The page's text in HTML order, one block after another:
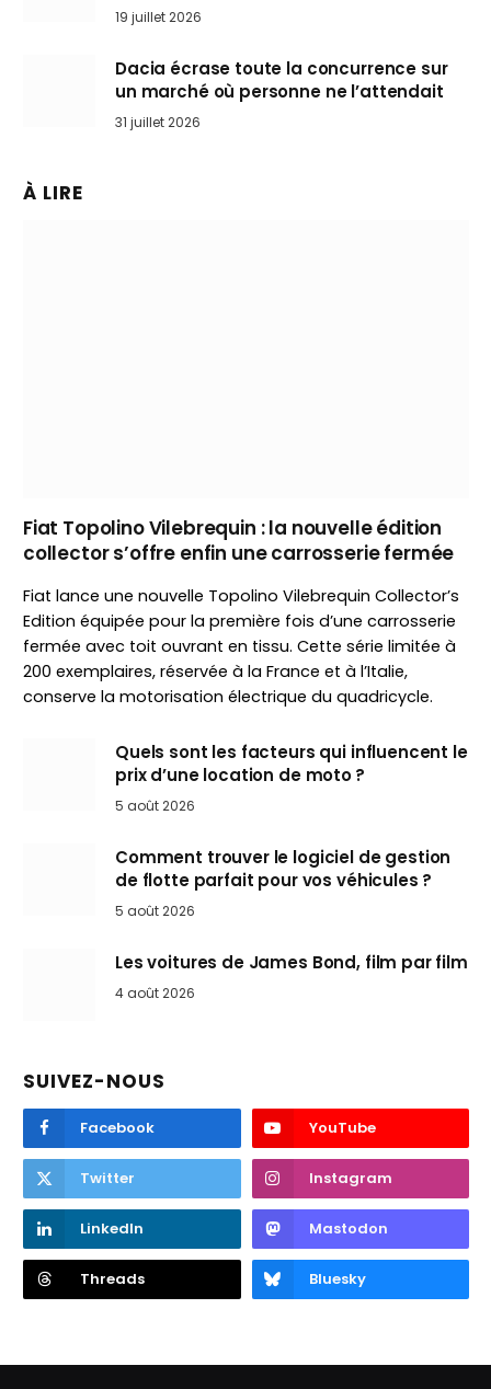
l’art de rouler cheveux au vent
19 juillet 2026
Dacia écrase toute la concurrence sur
un marché où personne ne l’attendait
31 juillet 2026
À LIRE
Fiat Topolino Vilebrequin : la nouvelle édition
collector s’offre enfin une carrosserie fermée
Fiat lance une nouvelle Topolino Vilebrequin Collector’s
Edition équipée pour la première fois d’une carrosserie
fermée avec toit ouvrant en tissu. Cette série limitée à
200 exemplaires, réservée à la France et à l’Italie,
conserve la motorisation électrique du quadricycle.
Quels sont les facteurs qui influencent le
prix d’une location de moto ?
5 août 2026
Comment trouver le logiciel de gestion
de flotte parfait pour vos véhicules ?
5 août 2026
Les voitures de James Bond, film par film
4 août 2026
SUIVEZ-NOUS
Facebook YouTube
Twitter Instagram
LinkedIn Mastodon
Threads Bluesky